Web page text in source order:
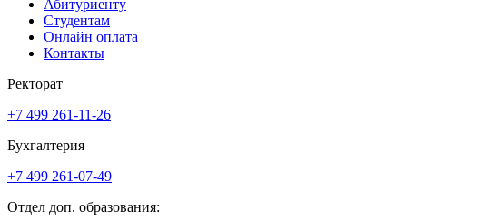
Абитуриенту
Студентам
Онлайн оплата
Контакты
Ректорат
+7 499 261-11-26
Бухгалтерия
+7 499 261-07-49
Отдел доп. образования: